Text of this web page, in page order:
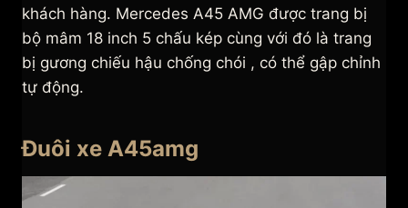
khách hàng. Mercedes A45 AMG được trang bị
bộ mâm 18 inch 5 chấu kép cùng với đó là trang
bị gương chiếu hậu chống chói , có thể gập chỉnh
tự động.
Đuôi xe A45amg